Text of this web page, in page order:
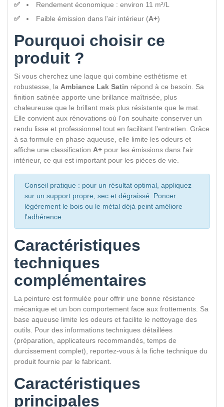
Rendement économique : environ 11 m²/L
Faible émission dans l'air intérieur (A+)
Pourquoi choisir ce
produit ?
Si vous cherchez une laque qui combine esthétisme et
robustesse, la Ambiance Lak Satin répond à ce besoin. Sa
finition satinée apporte une brillance maîtrisée, plus
chaleureuse que le brillant mais plus résistante que le mat.
Elle convient aux rénovations où l'on souhaite conserver un
rendu lisse et professionnel tout en facilitant l'entretien. Grâce
à sa formule en phase aqueuse, elle limite les odeurs et
affiche une classification A+ pour les émissions dans l'air
intérieur, ce qui est important pour les pièces de vie.
Conseil pratique : pour un résultat optimal, appliquez
sur un support propre, sec et dégraissé. Poncer
légèrement le bois ou le métal déjà peint améliore
l'adhérence.
Caractéristiques
techniques
complémentaires
La peinture est formulée pour offrir une bonne résistance
mécanique et un bon comportement face aux frottements. Sa
base aqueuse limite les odeurs et facilite le nettoyage des
outils. Pour des informations techniques détaillées
(préparation, applicateurs recommandés, temps de
durcissement complet), reportez-vous à la fiche technique du
produit fournie par le fabricant.
Caractéristiques
principales